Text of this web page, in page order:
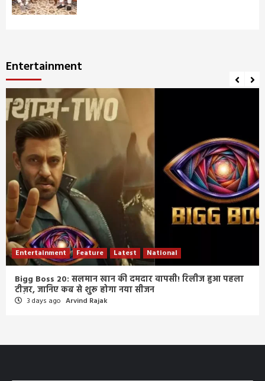
Entertainment
Entertainment Feature Latest National
Bigg Boss 20: सलमान खान की दमदार वापसी! रिलीज हुआ पहला
टीज़र, जानिए कब से शुरू होगा नया सीजन
3 days ago Arvind Rajak